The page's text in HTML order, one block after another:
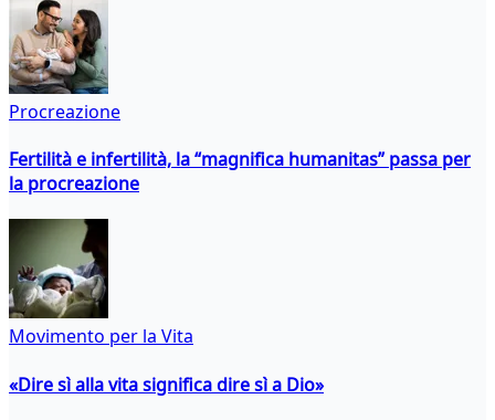
Procreazione
Fertilità e infertilità, la “magnifica humanitas” passa per
la procreazione
Movimento per la Vita
«Dire sì alla vita significa dire sì a Dio»